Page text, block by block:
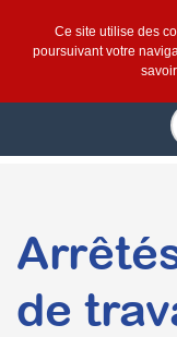
de
Ce site utilise des
poursuivant votre